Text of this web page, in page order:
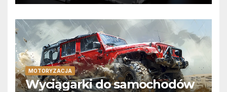
MOTORYZACJA
Wyciągarki do samochodów